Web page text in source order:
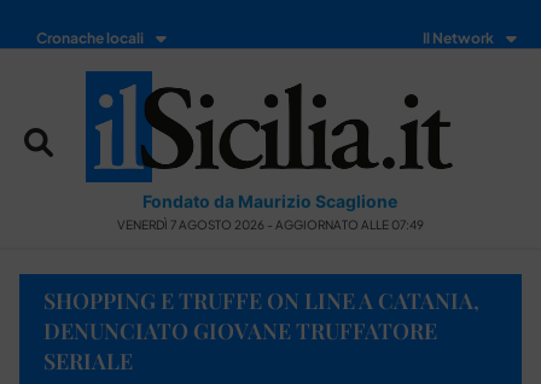
Cronache locali Il Network
Fondato da Maurizio Scaglione
VENERDÌ 7 AGOSTO 2026 - AGGIORNATO ALLE 07:49
SHOPPING E TRUFFE ON LINE A CATANIA,
DENUNCIATO GIOVANE TRUFFATORE
SERIALE